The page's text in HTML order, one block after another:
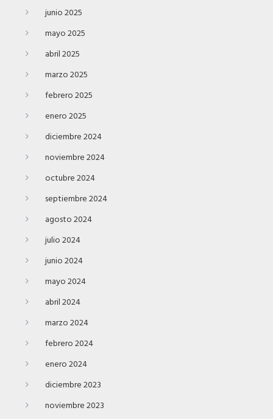
junio 2025
mayo 2025
abril 2025
marzo 2025
febrero 2025
enero 2025
diciembre 2024
noviembre 2024
octubre 2024
septiembre 2024
agosto 2024
julio 2024
junio 2024
mayo 2024
abril 2024
marzo 2024
febrero 2024
enero 2024
diciembre 2023
noviembre 2023